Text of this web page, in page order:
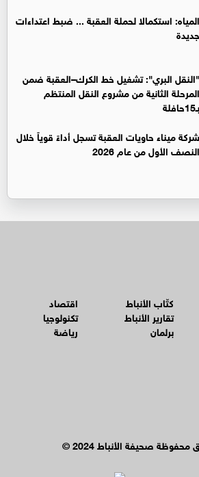
المياه: استكمالا لحملة العقبة ... ضبط اعتداءات
جديدة
"النقل البري": تشغيل خط الكرك–العقبة ضمن
المرحلة الثانية من مشروع النقل المنتظم
بـ15حافلة
شركة ميناء حاويات العقبة تسجل أداءً قوياً خلال
النصف الأول من عام 2026
كتّاب الأنباط
تقارير الأنباط
برلمان
اقتصاد
تكنولوجيا
رياضة
محفوظة صحيفة الأنباط 2024